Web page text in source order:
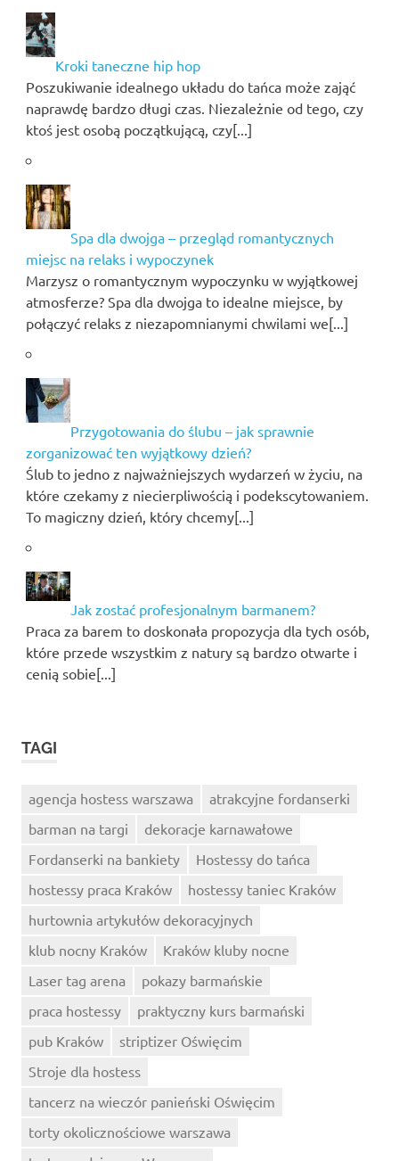
Kroki taneczne hip hop
Poszukiwanie idealnego układu do tańca może zająć
naprawdę bardzo długi czas. Niezależnie od tego, czy
ktoś jest osobą początkującą, czy[...]
Spa dla dwojga – przegląd romantycznych
miejsc na relaks i wypoczynek
Marzysz o romantycznym wypoczynku w wyjątkowej
atmosferze? Spa dla dwojga to idealne miejsce, by
połączyć relaks z niezapomnianymi chwilami we[...]
Przygotowania do ślubu – jak sprawnie
zorganizować ten wyjątkowy dzień?
Ślub to jedno z najważniejszych wydarzeń w życiu, na
które czekamy z niecierpliwością i podekscytowaniem.
To magiczny dzień, który chcemy[...]
Jak zostać profesjonalnym barmanem?
Praca za barem to doskonała propozycja dla tych osób,
które przede wszystkim z natury są bardzo otwarte i
cenią sobie[...]
TAGI
agencja hostess warszawa
atrakcyjne fordanserki
barman na targi
dekoracje karnawałowe
Fordanserki na bankiety
Hostessy do tańca
hostessy praca Kraków
hostessy taniec Kraków
hurtownia artykułów dekoracyjnych
klub nocny Kraków
Kraków kluby nocne
Laser tag arena
pokazy barmańskie
praca hostessy
praktyczny kurs barmański
pub Kraków
striptizer Oświęcim
Stroje dla hostess
tancerz na wieczór panieński Oświęcim
torty okolicznościowe warszawa